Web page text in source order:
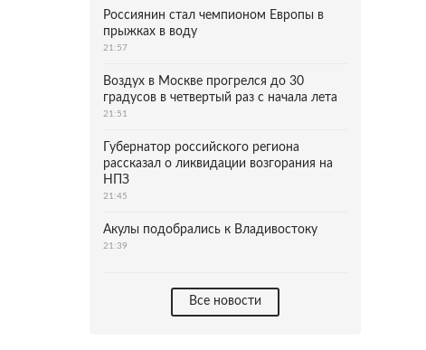
Россиянин стал чемпионом Европы в
прыжках в воду
21:57
Воздух в Москве прогрелся до 30
градусов в четвертый раз с начала лета
21:51
Губернатор российского региона
рассказал о ликвидации возгорания на
НПЗ
21:45
Акулы подобрались к Владивостоку
21:39
Все новости